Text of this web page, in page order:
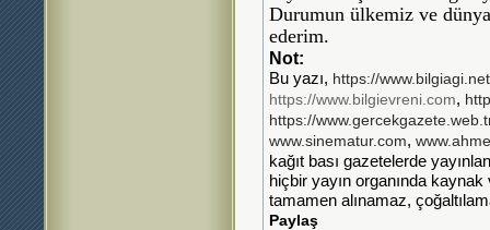
Durumun ülkemiz ve
ederim.
Not:
Bu yazı, https://www.bilgiagi.net
https://www.bilgievreni.com,
https://
www.sinematur.com,
kağıt bası gazetelerde
hiçbir yayın organında
tamamen alınamaz,
Paylaş